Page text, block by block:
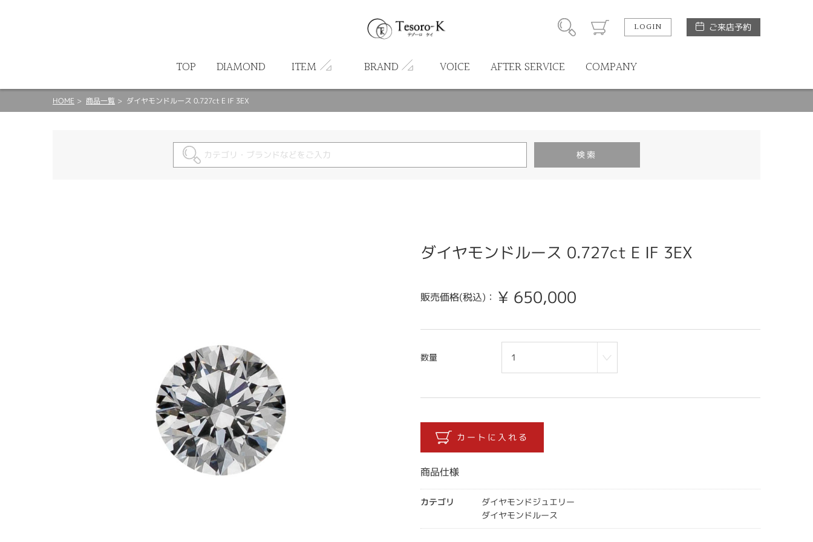
LOGIN ご来店予約
TOP DIAMOND ITEM BRAND VOICE AFTER SERVICE COMPANY
HOME 商品一覧 ダイヤモンドルース 0.727ct E IF 3EX
ダイヤモンドルース 0.727ct E IF 3EX
販売価格(税込)： ¥ 650,000
数量
商品仕様
カテゴリ
ダイヤモンドジュエリー
ダイヤモンドルース